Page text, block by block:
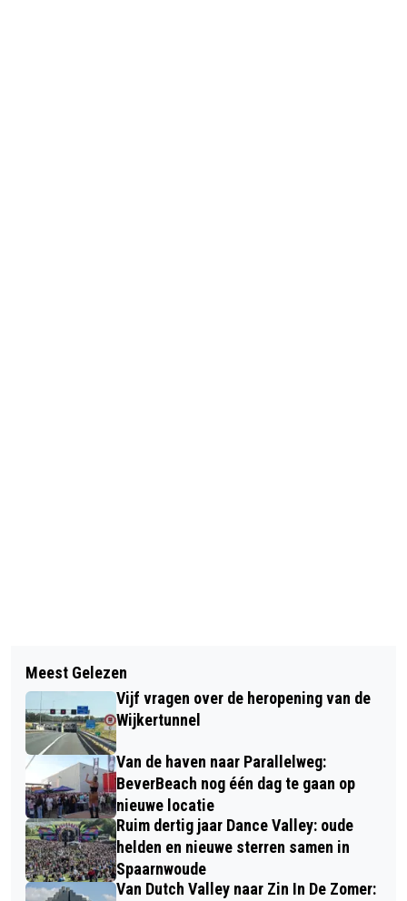
BEVERWIJK EERSTE GEMEENTE IN
NEDERLAND MET RECYCLE-KEUZE:
INWONERS KRIJGEN REGIE ÉN
BELONING VOOR GOED AFVAL
SCHEIDEN
KAT KLEM IN KIEPRAAM, BRANDWEER
REDT DIER UIT BENARDE POSITIE
Meest Gelezen
Vijf vragen over de heropening van de
Wijkertunnel
Van de haven naar Parallelweg:
BeverBeach nog één dag te gaan op
nieuwe locatie
Ruim dertig jaar Dance Valley: oude
helden en nieuwe sterren samen in
Spaarnwoude
Van Dutch Valley naar Zin In De Zomer: